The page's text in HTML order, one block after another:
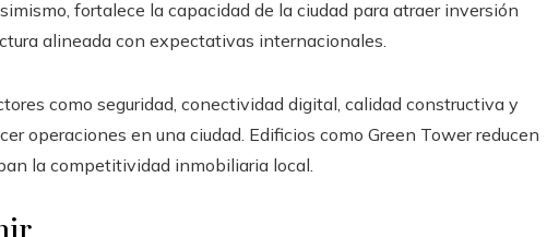
fortalece la capacidad de la ciudad para atraer inversión
alineada con expectativas internacionales.
como seguridad, conectividad digital, calidad constructiva y
operaciones en una ciudad. Edificios como Green Tower reducen
la competitividad inmobiliaria local.